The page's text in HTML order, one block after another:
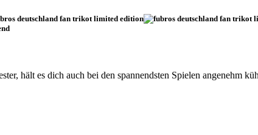
hält es dich auch bei den spannendsten Spielen angenehm